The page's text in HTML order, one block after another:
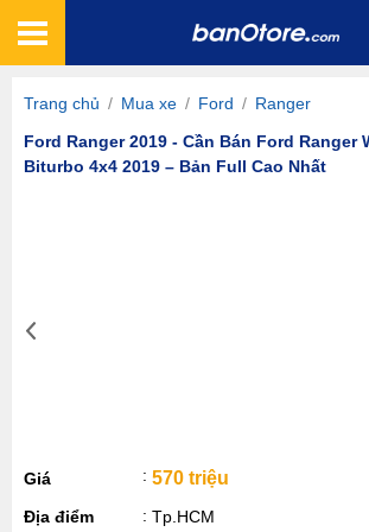
Trang chủ / Mua xe / Ford / Ranger
Ford Ranger 2019 - Cần Bán Ford Ranger
Biturbo 4x4 2019 – Bản Full Cao Nhất
Giá 570 triệu
Địa điểm Tp.HCM